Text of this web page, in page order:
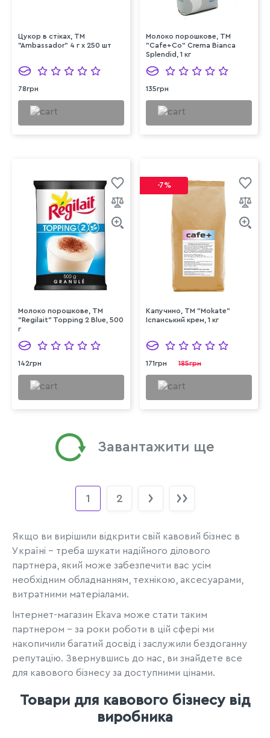
Цукор в стіках, TM
"Ambassador" 4 г х 250 шт
78грн
Молоко порошкове, ТМ
"Cafe+Co" Crema Bianca
Splendid, 1 кг
135грн
Молоко порошкове, ТМ
"Regilait" Topping 2 Blue, 500
г
142грн
-7%
Капучино, ТМ "Mokate"
Іспанський крем, 1 кг
171грн 185грн
Завантажити ще
1 2
Якщо ви вирішили відкрити свій кавовий бізнес в
Україні - треба шукати надійного ділового
партнера, який може забезпечити вас усім
необхідним обладнанням, технікою, аксесуарами,
витратними матеріалами.
Інтернет-магазин Ekava може стати таким
партнером - за роки роботи в цій сфері ми
накопичили багатий досвід і заслужили бездоганну
репутацію. Звернувшись до нас, ви знайдете все
для кавового бізнесу за доступними цінами.
Товари для кавового бізнесу від
виробника